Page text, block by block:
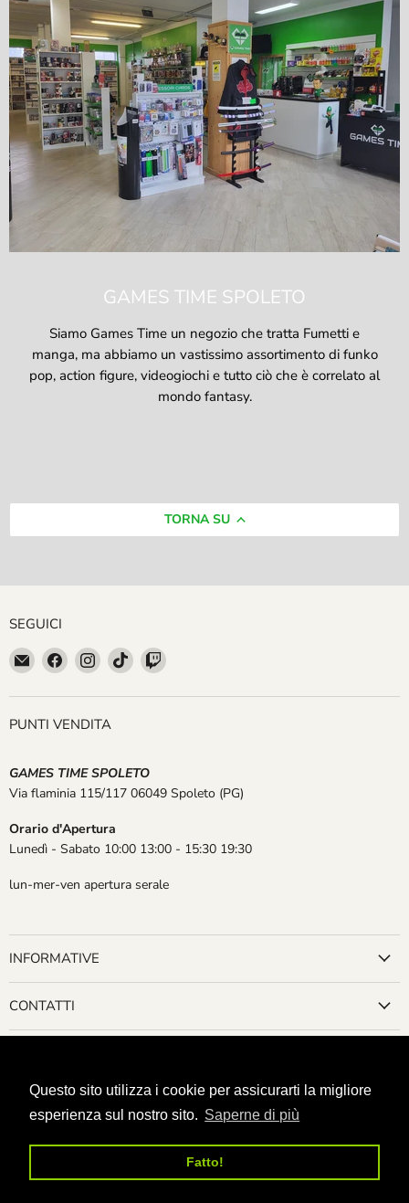
Questo sito utilizza i cookie per assicurarti la migliore
esperienza sul nostro sito. Saperne di più
Fatto!
GAMES TIME SPOLETO
Siamo Games Time un negozio che tratta Fumetti e
manga, ma abbiamo un vastissimo assortimento di funko
pop, action figure, videogiochi e tutto ciò che è correlato al
mondo fantasy.
TORNA SU
SEGUICI
Email
GAMES
TIME
SPOLETO
Trovaci
su
Facebook
Trovaci
su
Instagram
Trovaci
su
TikTok
Trovaci
Twitch
PUNTI VENDITA
GAMES TIME SPOLETO
Via flaminia 115/117 06049 Spoleto (PG)
Orario d'Apertura
Lunedì - Sabato 10:00 13:00 - 15:30 19:30
lun-mer-ven apertura serale
INFORMATIVE
CONTATTI
Cerca Chi siamo Contatti
I NOSTRI EVENTI
Vendici le tue carte!
gtspoleto@gamestime.it
© 2026 GAMES TIME SPOLETO.
Powered by Shopify